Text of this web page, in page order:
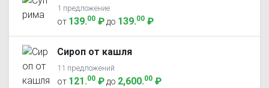
1 предложение
от 139.00 ₽ до 139.00 ₽
Сироп от кашля
11 предложений
от 121.00 ₽ до 2,600.00 ₽